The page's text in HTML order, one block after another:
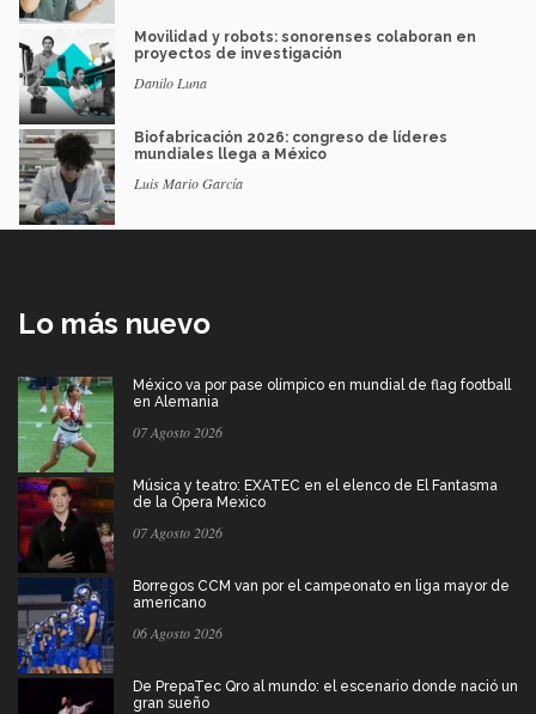
Movilidad y robots: sonorenses colaboran en
proyectos de investigación
Danilo Luna
Biofabricación 2026: congreso de líderes
mundiales llega a México
Luis Mario García
Lo más nuevo
México va por pase olímpico en mundial de flag football
en Alemania
07 Agosto 2026
Música y teatro: EXATEC en el elenco de El Fantasma
de la Ópera Mexico
07 Agosto 2026
Borregos CCM van por el campeonato en liga mayor de
americano
06 Agosto 2026
De PrepaTec Qro al mundo: el escenario donde nació un
gran sueño